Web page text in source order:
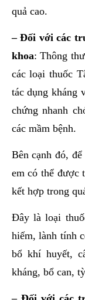
quả cao.
– Đối với các
khoa: Thông
các loại thuốc
tác dụng kháng
chứng nhanh
các mầm bệnh.
Bên cạnh đó,
em có thể được
kết hợp trong
Đây là loại
hiếm, lành tính
bổ khí huyết,
kháng, bổ can,